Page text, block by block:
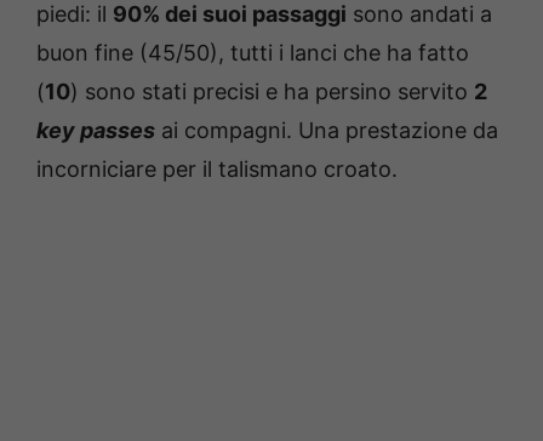
piedi: il 90% dei suoi passaggi sono andati a
buon fine (45/50), tutti i lanci che ha fatto
(10) sono stati precisi e ha persino servito 2
key passes ai compagni. Una prestazione da
incorniciare per il talismano croato.